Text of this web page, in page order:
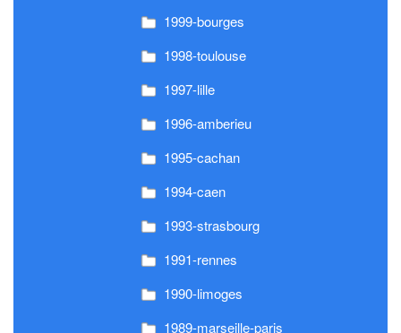
1999-bourges
1998-toulouse
1997-lille
1996-amberieu
1995-cachan
1994-caen
1993-strasbourg
1991-rennes
1990-limoges
1989-marseille-paris